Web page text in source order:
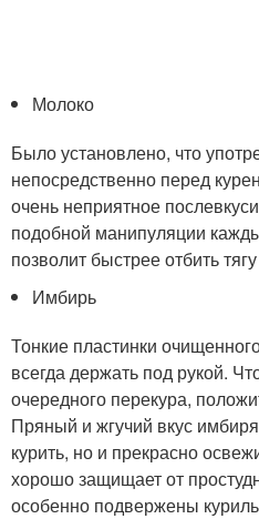
Молоко
Было установлено, что
непосредственно перед
очень неприятное
подобной манипуляции
позволит быстрее отбить
Имбирь
Тонкие пластинки
всегда держать под рукой.
очередного перекура,
Пряный и жгучий вкус
курить, но и прекрасно
хорошо защищает от
особенно подвержены